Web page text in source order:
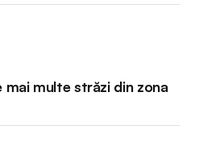
mai multe străzi din zona